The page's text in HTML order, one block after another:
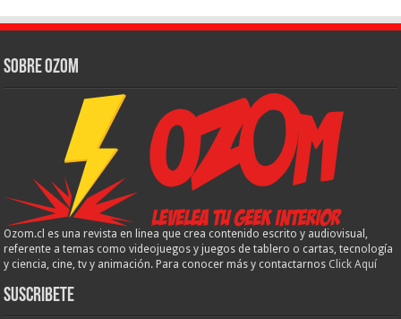
Sobre Ozom
Ozom.cl es una revista en linea que crea contenido escrito y audiovisual,
referente a temas como videojuegos y juegos de tablero o cartas, tecnología
y ciencia, cine, tv y animación. Para conocer más y contactarnos Click Aquí
Suscribete